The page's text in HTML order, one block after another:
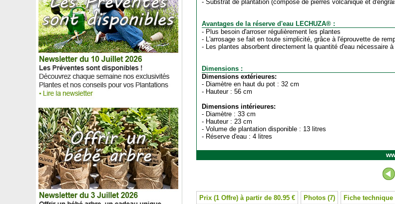
- Substrat de plantation (composé de pierres volcanique et
Avantages de la réserve d'eau LECHUZA® :
- Plus besoin d'arroser régulièrement les plantes
- L'arrosage se fait en toute simplicité, grâce à l'éprouvette de
- Les plantes absorbent directement la quantité d'eau nécessaire
Dimensions :
Dimensions extérieures:
- Diamètre en haut du pot : 32 cm
- Hauteur : 56 cm
Dimensions intérieures:
- Diamètre : 33 cm
- Hauteur : 23 cm
- Volume de plantation disponible : 13 litres
- Réserve d'eau : 4 litres
Prix (1 Offre) à partir de 80.95 € Photos (7) Fiche technique